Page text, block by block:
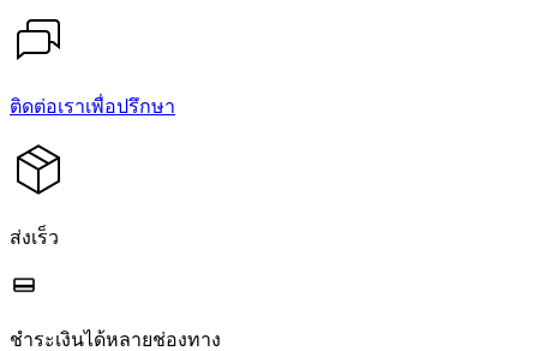
ติดต่อเราเพื่อปรึกษา
ส่งเร็ว
ชำระเงินได้หลายช่องทาง